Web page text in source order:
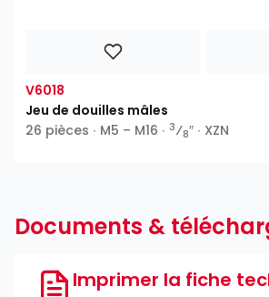
V6018
Jeu de douilles mâles
26 pièces ∙ M5 – M16 ∙ 3⁄8″ ∙ XZN
Documents &
Imprimer la fiche